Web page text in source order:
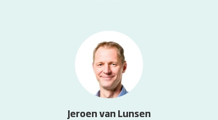
Jeroen van Lunsen